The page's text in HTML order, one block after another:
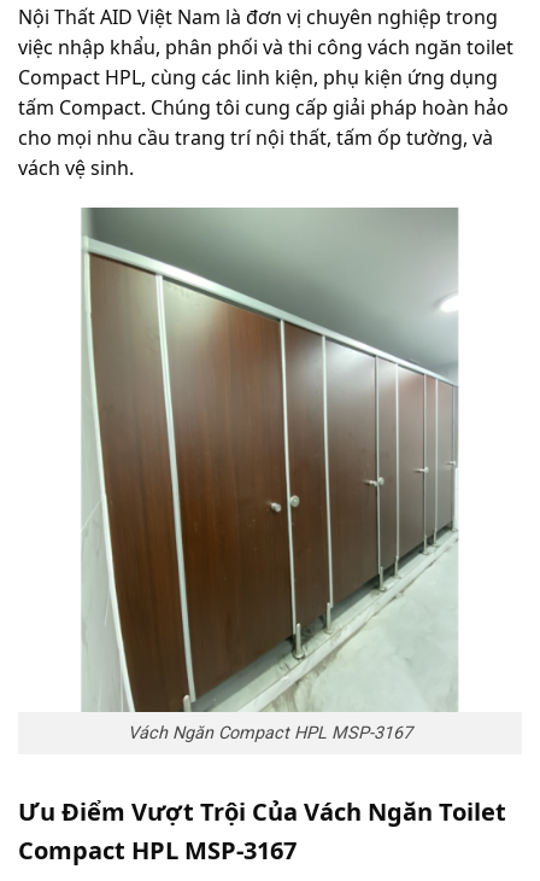
Nội Thất AID Việt Nam là đơn vị chuyên nghiệp trong
việc nhập khẩu, phân phối và thi công vách ngăn toilet
Compact HPL, cùng các linh kiện, phụ kiện ứng dụng
tấm Compact. Chúng tôi cung cấp giải pháp hoàn hảo
cho mọi nhu cầu trang trí nội thất, tấm ốp tường, và
vách vệ sinh.
Vách Ngăn Compact HPL MSP-3167
Ưu Điểm Vượt Trội Của Vách Ngăn Toilet
Compact HPL MSP-3167